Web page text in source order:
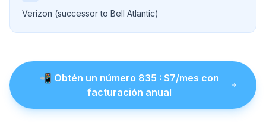
Verizon (successor to Bell Atlantic)
📲 Obtén un número 835 : $7/mes con
facturación anual